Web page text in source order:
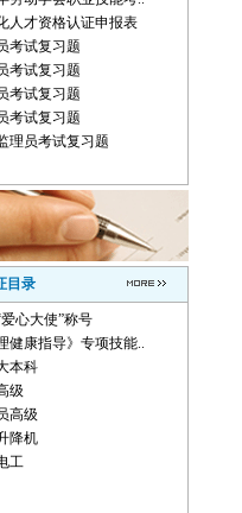
人才资格认证申报表
考试复习题
考试复习题
考试复习题
考试复习题
理员考试复习题
目录
心大使”称号
健康指导》专项技能..
本科
级
高级
降机
工